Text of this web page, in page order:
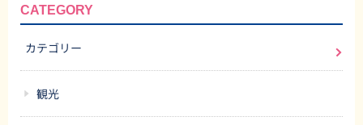
CATEGORY
カテゴリー
観光